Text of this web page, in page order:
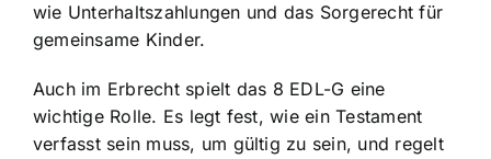
wie Unterhaltszahlungen und das Sorgerecht für
gemeinsame Kinder.
Auch im Erbrecht spielt das 8 EDL-G eine
wichtige Rolle. Es legt fest, wie ein Testament
verfasst sein muss, um gültig zu sein, und regelt